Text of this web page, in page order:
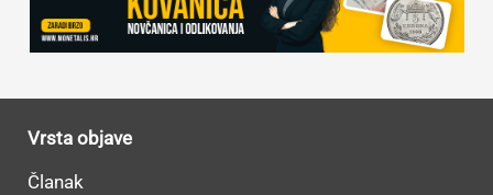
Vrsta objave
Članak